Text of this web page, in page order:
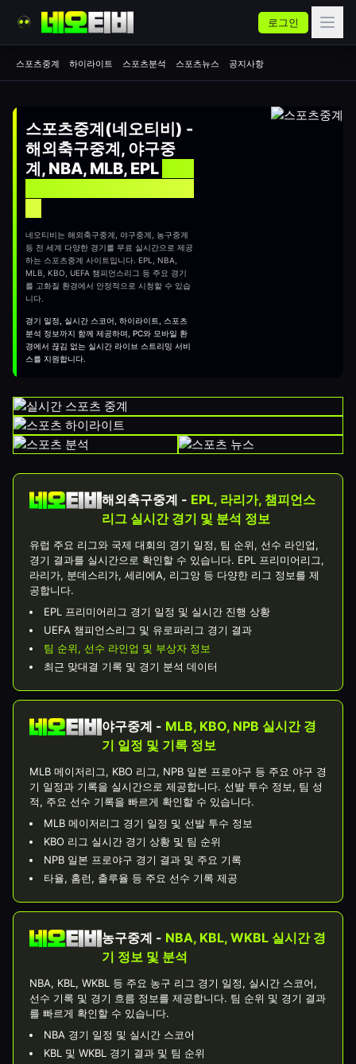
로그인
스포츠중계 하이라이트 스포츠분석 스포츠뉴스 공지사항
스포츠중계(네오티비) -
해외축구중계, 야구중
계, NBA, MLB, EPL
네오티비는 해외축구중계, 야구중계, 농구중계
등 전 세계 다양한 경기를 무료 실시간으로 제공
하는 스포츠중계 사이트입니다. EPL, NBA,
MLB, KBO, UEFA 챔피언스리그 등 주요 경기
를 고화질 환경에서 안정적으로 시청할 수 있습
니다.
경기 일정, 실시간 스코어, 하이라이트, 스포츠
분석 정보까지 함께 제공하며, PC와 모바일 환
경에서 끊김 없는 실시간 라이브 스트리밍 서비
스를 지원합니다.
해외축구중계 - EPL, 라리가, 챔피언스
리그 실시간 경기 및 분석 정보
유럽 주요 리그와 국제 대회의 경기 일정, 팀 순위, 선수 라인업,
경기 결과를 실시간으로 확인할 수 있습니다. EPL 프리미어리그,
라리가, 분데스리가, 세리에A, 리그앙 등 다양한 리그 정보를 제
공합니다.
EPL 프리미어리그 경기 일정 및 실시간 진행 상황
UEFA 챔피언스리그 및 유로파리그 경기 결과
팀 순위, 선수 라인업 및 부상자 정보
최근 맞대결 기록 및 경기 분석 데이터
야구중계 - MLB, KBO, NPB 실시간 경
기 일정 및 기록 정보
MLB 메이저리그, KBO 리그, NPB 일본 프로야구 등 주요 야구 경
기 일정과 기록을 실시간으로 제공합니다. 선발 투수 정보, 팀 성
적, 주요 선수 기록을 빠르게 확인할 수 있습니다.
MLB 메이저리그 경기 일정 및 선발 투수 정보
KBO 리그 실시간 경기 상황 및 팀 순위
NPB 일본 프로야구 경기 결과 및 주요 기록
타율, 홈런, 출루율 등 주요 선수 기록 제공
농구중계 - NBA, KBL, WKBL 실시간 경
기 정보 및 분석
NBA, KBL, WKBL 등 주요 농구 리그 경기 일정, 실시간 스코어,
선수 기록 및 경기 흐름 정보를 제공합니다. 팀 순위 및 경기 결과
를 빠르게 확인할 수 있습니다.
NBA 경기 일정 및 실시간 스코어
KBL 및 WKBL 경기 결과 및 팀 순위